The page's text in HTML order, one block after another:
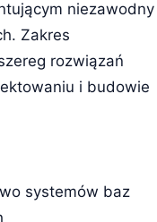
niezawodny
Zakres
rozwiązań
i budowie
systemów baz